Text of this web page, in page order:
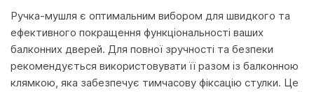
Ручка-мушля є оптимальним вибором для швидкого та
ефективного покращення функціональності ваших
балконних дверей. Для повної зручності та безпеки
рекомендується використовувати її разом із балконною
клямкою, яка забезпечує тимчасову фіксацію стулки. Це